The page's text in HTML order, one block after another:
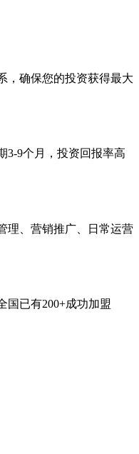
，确保您的投资获得最大
3-9个月，投资回报率高
理、营销推广、日常运营
国已有200+成功加盟